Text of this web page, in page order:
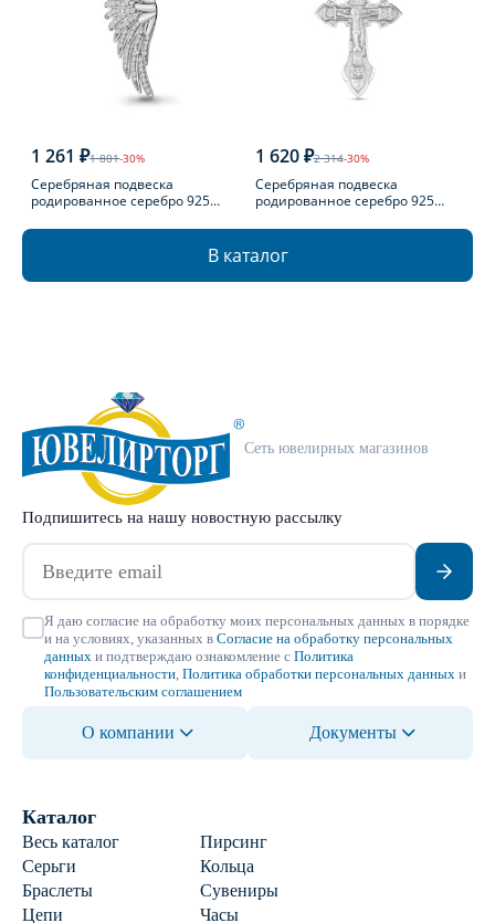
1 261 ₽1 801-30%
Серебряная подвеска
родированное серебро 925
1 620 ₽2 314-30%
Серебряная подвеска
родированное серебро 925
В каталог
Сеть ювелирных магазинов
Подпишитесь на нашу новостную рассылку
Я даю согласие на обработку моих персональных данных в порядке
и на условиях, указанных в Согласие на обработку персональных
данных и подтверждаю ознакомление с Политика
конфиденциальности Политика обработки персональных данных и
Пользовательским соглашением
О компании Документы
Каталог
Весь каталог
Пирсинг
Серьги
Кольца
Браслеты
Сувениры
Цепи
Часы